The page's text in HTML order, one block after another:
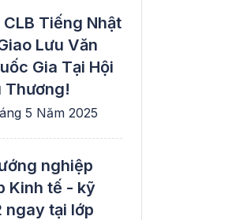
Tiếng Nhật
Lưu Văn
Gia Tại Hội
Thương!
5 Năm 2025
nghiệp
Kinh tế - kỹ
ngay tại lớp